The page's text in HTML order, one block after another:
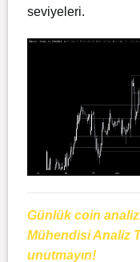
seviyeleri.
Günlük coin
Mühendisi Analiz
unutmayın!